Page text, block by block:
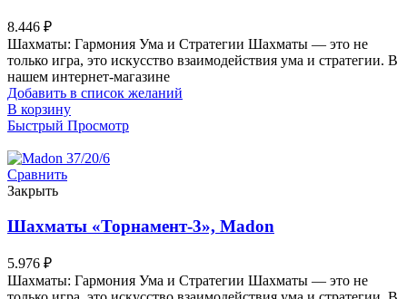
8.446 ₽
Шахматы: Гармония Ума и Стратегии Шахматы — это не
только игра, это искусство взаимодействия ума и стратегии. В
нашем интернет-магазине
Добавить в список желаний
В корзину
Быстрый Просмотр
Сравнить
Закрыть
Шахматы «Торнамент-3», Madon
5.976 ₽
Шахматы: Гармония Ума и Стратегии Шахматы — это не